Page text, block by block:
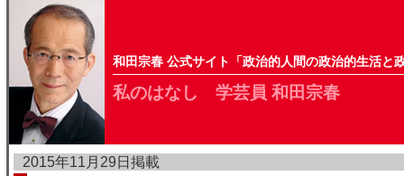
和田宗春 公式サイト「政治的人間の政治的生活と
私のはなし 学芸員 和田宗春
2015年11月29日掲載